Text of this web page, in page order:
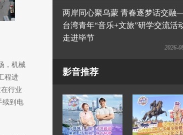
，机械
程进
行业
续到电
两岸同心聚乌蒙 青春逐梦话交
台湾青年“音乐+文旅”研学交流活
走进毕节
2026-
影音推荐